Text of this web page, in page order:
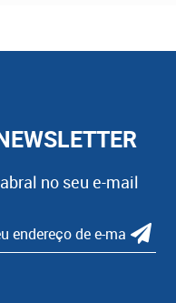
no seu e-mail